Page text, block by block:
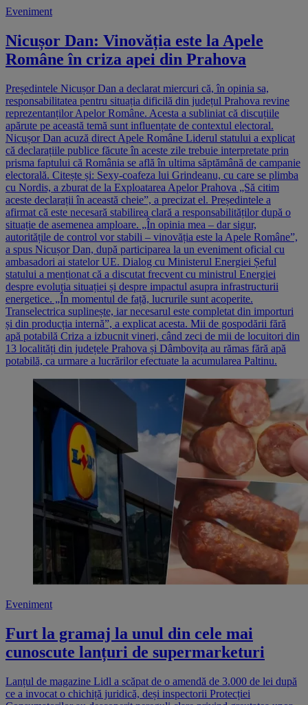
Eveniment
Nicușor Dan: Vinovăția este la Apele
Române în criza apei din Prahova
Președintele Nicușor Dan a declarat miercuri că, în opinia sa,
responsabilitatea pentru situația dificilă din județul Prahova revine
reprezentanților Apelor Române. Acesta a subliniat că discuțiile
apărute pe această temă sunt influențate de contextul electoral.
Nicușor Dan acuză direct Apele Române Liderul statului a explicat
că declarațiile publice făcute în aceste zile trebuie interpretate prin
prisma faptului că România se află în ultima săptămână de campanie
electorală. Citește și: Sexy-coafeza lui Grindeanu, cu care se plimba
cu Nordis, a zburat de la Exploatarea Apelor Prahova „Să citim
aceste declarații în această cheie”, a precizat el. Președintele a
afirmat că este necesară stabilirea clară a responsabilităților după o
situație de asemenea amploare. „În opinia mea – dar sigur,
autoritățile de control vor stabili – vinovăția este la Apele Române”,
a spus Nicușor Dan, după participarea la un eveniment oficial cu
ambasadori ai statelor UE. Dialog cu Ministerul Energiei Șeful
statului a menționat că a discutat frecvent cu ministrul Energiei
despre evoluția situației și despre impactul asupra infrastructurii
energetice. „În momentul de față, lucrurile sunt acoperite.
Transelectrica suplinește, iar necesarul este completat din importuri
și din producția internă”, a explicat acesta. Mii de gospodării fără
apă potabilă Criza a izbucnit vineri, când zeci de mii de locuitori din
13 localități din județele Prahova și Dâmbovița au rămas fără apă
potabilă, ca urmare a lucrărilor efectuate la acumularea Paltinu.
Eveniment
Furt la gramaj la unul din cele mai
cunoscute lanțuri de supermarketuri
Lanțul de magazine Lidl a scăpat de o amendă de 3.000 de lei după
ce a invocat o chichiță juridică, deși inspectorii Protecției